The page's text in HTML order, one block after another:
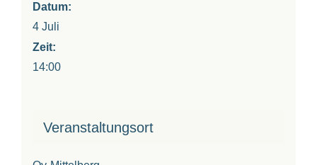
Datum:
4 Juli
Zeit:
14:00
Veranstaltungsort